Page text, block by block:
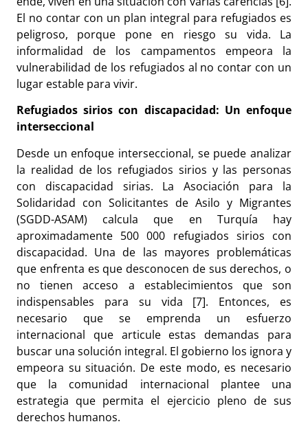
El no contar con un plan integral para refugiados es
peligroso, porque pone en riesgo su vida. La
informalidad de los campamentos empeora la
vulnerabilidad de los refugiados al no contar con un
lugar estable para vivir.
Refugiados sirios con discapacidad: Un enfoque
interseccional
Desde un enfoque interseccional, se puede analizar
la realidad de los refugiados sirios y las personas
con discapacidad sirias. La Asociación para la
Solidaridad con Solicitantes de Asilo y Migrantes
(SGDD-ASAM) calcula que en Turquía hay
aproximadamente 500 000 refugiados sirios con
discapacidad. Una de las mayores problemáticas
que enfrenta es que desconocen de sus derechos, o
no tienen acceso a establecimientos que son
indispensables para su vida [7]. Entonces, es
necesario que se emprenda un esfuerzo
internacional que articule estas demandas para
buscar una solución integral. El gobierno los ignora y
empeora su situación. De este modo, es necesario
que la comunidad internacional plantee una
estrategia que permita el ejercicio pleno de sus
derechos humanos.